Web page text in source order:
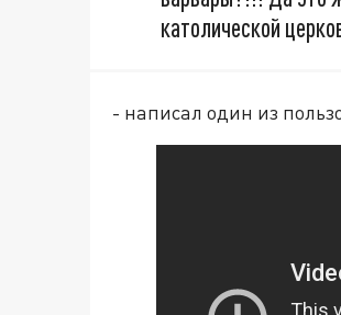
католической
- написал один из